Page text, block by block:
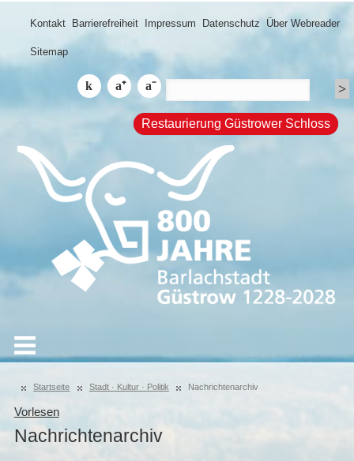
Kontakt Barrierefreiheit Impressum Datenschutz Über Webreader
Sitemap
Restaurierung Güstrower Schloss
Startseite Stadt · Kultur · Politik Nachrichtenarchiv
Vorlesen
Nachrichtenarchiv